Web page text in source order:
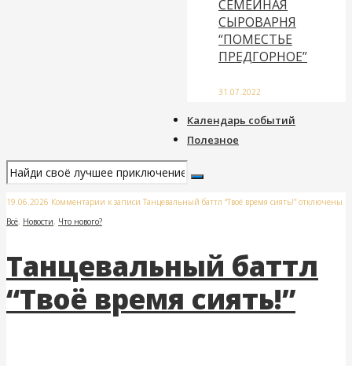
СЕМЕЙНАЯ
СЫРОВАРНЯ
“ПОМЕСТЬЕ
ПРЕДГОРНОЕ”
31.07.2022
Календарь событий
Полезное
19.06.2026 Комментарии к записи Танцевальный баттл “Твоё время сиять!”отключены
Всё, Новости, Что нового?
Танцевальный баттл
“Твоё время сиять!”